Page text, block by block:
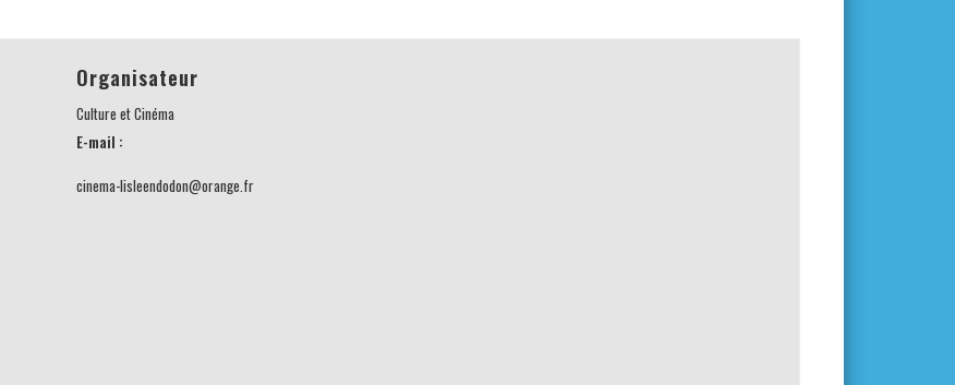
Organisateur
Culture et Cinéma
E-mail :
cinema-lisleendodon@orange.fr